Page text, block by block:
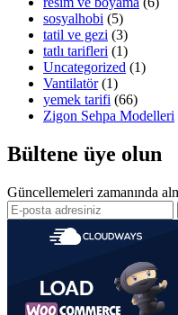
sosyalhobi (5)
tatil ve gezi (3)
tatlı tarifleri (1)
Uncategorized (1)
Vantilatör(1)
yemek tarifi (66)
Zigon Sehpa Modelleri
Bültene üye olun
Güncellemeleri zamanında